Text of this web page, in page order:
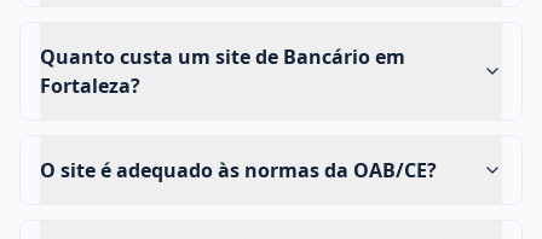
Quanto custa um site de Bancário em
Fortaleza?
O site é adequado às normas da OAB/CE?